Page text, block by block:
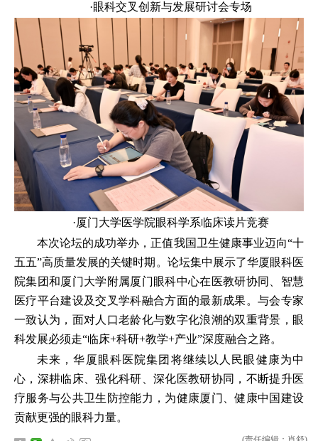
·眼科交叉创新与发展研讨会专场
·厦门大学医学院眼科学系临床读片竞赛
本次论坛的成功举办，正值我国卫生健康事业迈向“十
五五”高质量发展的关键时期。论坛集中展示了华厦眼科医
院集团和厦门大学附属厦门眼科中心在医教研协同、智慧
医疗平台建设及交叉学科融合方面的最新成果。与会专家
一致认为，面对人口老龄化与数字化浪潮的双重背景，眼
科发展必须走“临床+科研+教学+产业”深度融合之路。
未来，华厦眼科医院集团将继续以人民眼健康为中
心，深耕临床、强化科研、深化医教研协同，不断提升医
疗服务与公共卫生防控能力，为健康厦门、健康中国建设
贡献更强的眼科力量。